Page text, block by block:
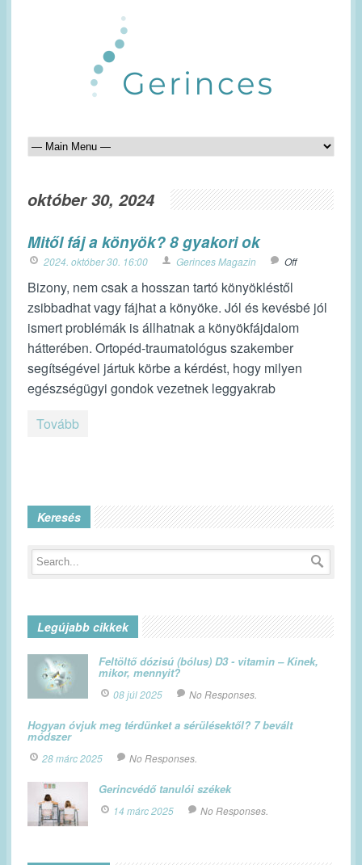
október 30, 2024
Mitől fáj a könyök? 8 gyakori ok
2024. október 30. 16:00 Gerinces Magazin Off
Bizony, nem csak a hosszan tartó könyökléstől
zsibbadhat vagy fájhat a könyöke. Jól és kevésbé jól
ismert problémák is állhatnak a könyökfájdalom
hátterében. Ortopéd-traumatológus szakember
segítségével jártuk körbe a kérdést, hogy milyen
egészségügyi gondok vezetnek leggyakrab
Tovább
Keresés
Legújabb cikkek
Feltöltő dózisú (bólus) D3 - vitamin – Kinek,
mikor, mennyit?
08 júl 2025 No Responses.
Hogyan óvjuk meg térdünket a sérülésektől? 7 bevált
módszer
28 márc 2025 No Responses.
Gerincvédő tanulói székek
14 márc 2025 No Responses.